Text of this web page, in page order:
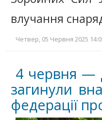
влучання
Четвер, 05 Червня 2025
4 червня —
загинули
федерації